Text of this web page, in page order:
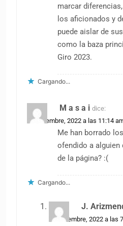
marcar
los aficionados y
puede aislar de
como la baza
Giro 2023.
Cargando...
M a s a i dice:
30 diciembre, 2022 a las 11:14
Me han borrado
ofendido a alguien
de la página? :(
Cargando...
J.
30 diciembre, 2022 a las